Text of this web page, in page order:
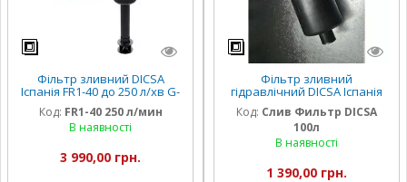
Фільтр зливний DICSA
Іспанія FR1-40 до 250 л/хв G-
1"
Код: FR1-40 250 л/мин
В наявності
3 990,00 грн.
Фільтр зливний
гідравлічний DICSA Іспанія
112С25NA1)
Код: Слив Фильтр DICSA
100л
В наявності
1 390,00 грн.